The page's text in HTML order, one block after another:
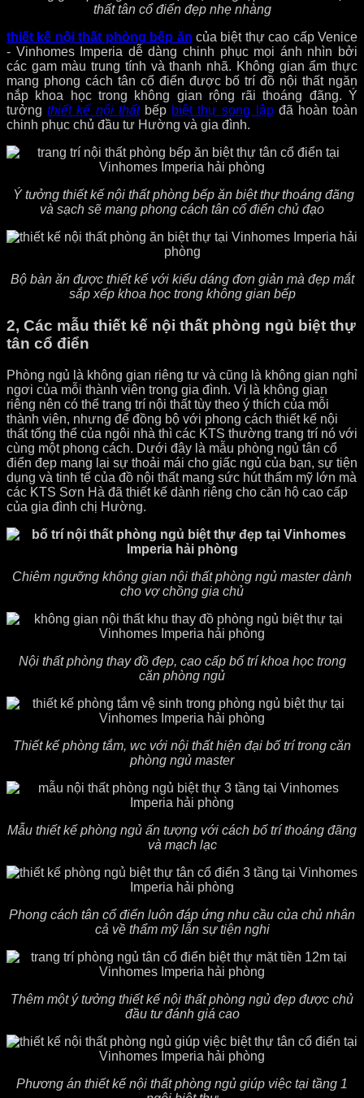
thất tân cổ điển đẹp nhẹ nhàng
thiết kế nội thất phòng bếp ăn của biệt thự cao cấp Venice
- Vinhomes Imperia dễ dàng chinh phục mọi ánh nhìn bởi
các gam màu trung tính và thanh nhã. Không gian ẩm thực
mang phong cách tân cổ điển được bố trí đồ nội thất ngăn
nắp khoa học trong không gian rộng rãi thoáng đãng. Ý
tưởng thiết kế nội thấtbếp biệt thự song lậpđã hoàn toàn
chinh phục chủ đầu tư Hường và gia đình.
Ý tưởng thiết kế nội thất phòng bếp ăn biệt thự thoáng đãng
và sạch sẽ mang phong cách tân cổ điển chủ đạo
Bộ bàn ăn được thiết kế với kiểu dáng đơn giản mà đẹp mắt
sắp xếp khoa học trong không gian bếp
2, Các mẫu thiết kế nội thất phòng ngủ biệt thự
tân cổ điển
Phòng ngủ là không gian riêng tư và cũng là không gian nghỉ
ngơi của mỗi thành viên trong gia đình. Vì là không gian
riêng nên có thể trang trí nội thất tùy theo ý thích của mỗi
thành viên, nhưng để đồng bộ với phong cách thiết kế nội
thất tổng thể của ngôi nhà thì các KTS thường trang trí nó với
cùng một phong cách. Dưới đây là mẫu phòng ngủ tân cổ
điển đẹp mang lại sự thoải mái cho giấc ngủ của bạn, sự tiện
dụng và tinh tế của đồ nội thất mang sức hút thẩm mỹ lớn mà
các KTS Sơn Hà đã thiết kế dành riêng cho căn hộ cao cấp
của gia đình chị Hường.
Chiêm ngưỡng không gian nội thất phòng ngủ master dành
cho vợ chồng gia chủ
Nội thất phòng thay đồ đẹp, cao cấp bố trí khoa học trong
căn phòng ngủ
Thiết kế phòng tắm, wc với nội thất hiện đại bố trí trong căn
phòng ngủ master
Mẫu thiết kế phòng ngủ ấn tượng với cách bố trí thoáng đãng
và mạch lạc
Phong cách tân cổ điển luôn đáp ứng nhu cầu của chủ nhân
cả về thẩm mỹ lẫn sự tiện nghi
Thêm một ý tưởng thiết kế nội thất phòng ngủ đẹp được chủ
đầu tư đánh giá cao
Phương án thiết kế nội thất phòng ngủ giúp việc tại tầng 1